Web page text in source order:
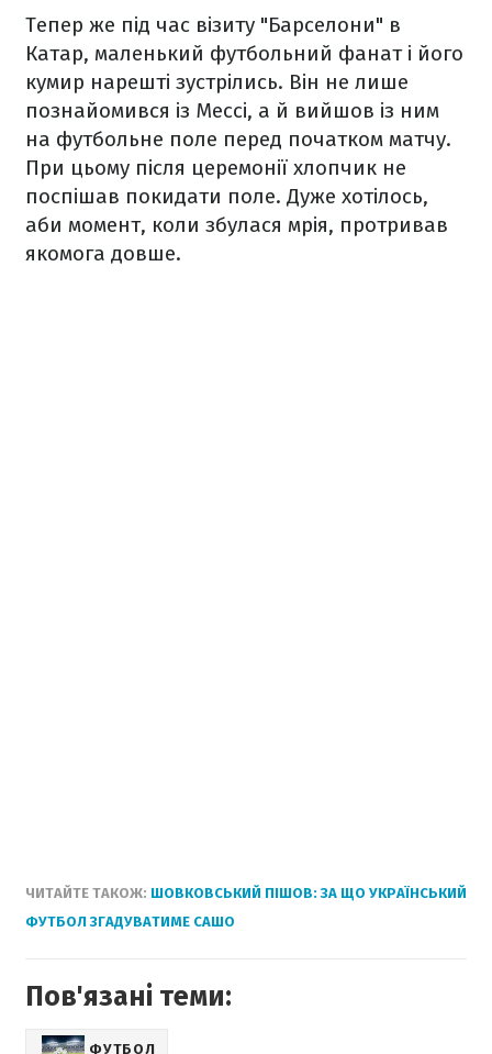
Тепер же під час візиту "Барселони" в
Катар, маленький футбольний фанат і його
кумир нарешті зустрілись. Він не лише
познайомився із Мессі, а й вийшов із ним
на футбольне поле перед початком матчу.
При цьому після церемонії хлопчик не
поспішав покидати поле. Дуже хотілось,
аби момент, коли збулася мрія, протривав
якомога довше.
ЧИТАЙТЕ ТАКОЖ: ШОВКОВСЬКИЙ ПІШОВ: ЗА ЩО УКРАЇНСЬКИЙ
ФУТБОЛ ЗГАДУВАТИМЕ САШО
Пов'язані теми:
ФУТБОЛ